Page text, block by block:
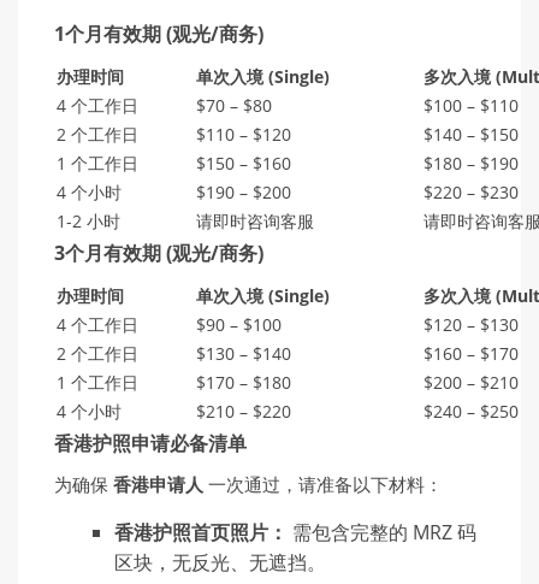
1个月有效期 (观光/商务)
办理时间 单次入境 (Single) 多次入境
4 个工作日
$70 – $80
$100 – $110
2 个工作日
$110 – $120
$140 – $150
1 个工作日
$150 – $160
$180 – $190
4 个小时
$190 – $200
$220 – $230
1-2 小时
请即时咨询客服 请即时咨询客
3个月有效期 (观光/商务)
办理时间 单次入境 (Single) 多次入境
4 个工作日
$90 – $100
$120 – $130
2 个工作日
$130 – $140
$160 – $170
1 个工作日
$170 – $180
$200 – $210
4 个小时
$210 – $220 $240 – $250
香港护照申请必备清单
为确保香港申请人一次通过，请准备以下材料：
香港护照首页照片： 需包含完整的 MRZ 码
区块，无反光、无遮挡。